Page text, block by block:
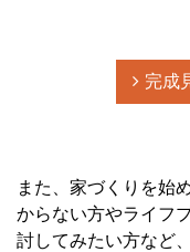
完成
また、家づくりを始
からない方やライフ
討してみたい方など